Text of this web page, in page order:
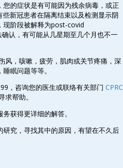
的症状是有可能因为残余病毒，或正
新冠患者在隔离结束以及检测显示阴
现阶段被解释为post-covid
认，有可能从几星期至几个月也不一
，咳嗽，疲劳，肌肉或关节疼痛，深
眠问题等等。
，咨询您的医生或联络有关部门 CPRC
帮助。
获得更详细的解答。
究，寻找其中的原因，有望在不久后